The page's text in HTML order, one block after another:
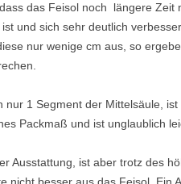
das Feisol noch längere Zeit
und sich sehr deutlich
nur wenige cm aus, so
nur 1 Segment der Mittelsäule,
Packmaß und ist unglaublich
Ausstattung, ist aber trotz des